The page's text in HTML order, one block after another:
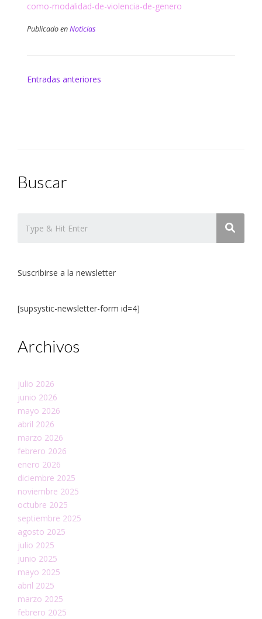
como-modalidad-de-violencia-de-genero
Publicado enNoticias
Navegación
Entradas anteriores
Buscar
Suscribirse a la newsletter
[supsystic-newsletter-form id=4]
Archivos
julio 2026
junio 2026
mayo 2026
abril 2026
marzo 2026
febrero 2026
enero 2026
diciembre 2025
noviembre 2025
octubre 2025
septiembre 2025
agosto 2025
julio 2025
junio 2025
mayo 2025
abril 2025
marzo 2025
febrero 2025